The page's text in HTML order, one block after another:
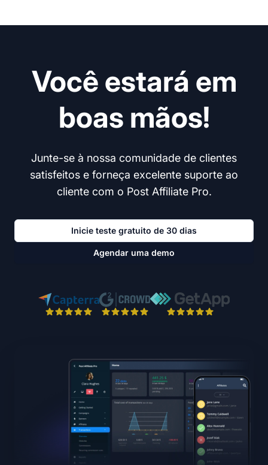
Você estará em
boas mãos!
Junte-se à nossa comunidade de clientes
satisfeitos e forneça excelente suporte ao
cliente com o Post Affiliate Pro.
Inicie teste gratuito de 30 dias
Agendar uma demo